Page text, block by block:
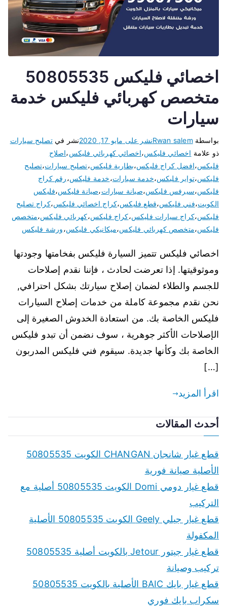
اخصائي فليكس 50805535
متخصص كهربائي فليكس خدمة
سيارات
بواسطة Rwan salemنشر على مايو 17, 2020 نشر فيتصليح سيارات
ذو علامة اخصائي فليكس،اخصائي كهربائي فليكس،اصلاح
فليكس،افضل كراج فليكس،بطارية فليكس،تصليح سيارات،تصليح
فليكس،تواير فليكس،خدمة سيارات،خدمة فليكس،رقم كراج
فليكس،سيرفس فليكس،صيانة سيارات،صيانة فليكس،فليكس
الكويت،فني فليكس،قطع فليكس،كراج اخصائي فليكس،كراج تصليح
فليكس،كراج سيارات فليكس،كراج فليكس،كهربائي فليكس،متخصص
فليكس،متخصص كهربائي فليكس،ميكانيكي فليكس،ورشة فليكس
اخصائي فليكس تتميز السيارة فليكس بفخامتها وجودتها
وموثوقيتها. إذا تعرضت لحادث ، فإننا نقدم إصلاحات
للجسم والطلاء لضمان إصلاح سيارتك بشكل احترافي,
نحن نقدم مجموعة كاملة من خدمات إصلاح السيارات
فليكس الخاصة بك. من استعادة الخدوش الصغيرة إلى
الإصلاحات الأكثر جوهرية ، سوف نضمن أن تبدو فليكس
الخاصة بك وكأنها جديدة. سيقوم فني فليكس المدربون
[…]
اقرأ المزيد
أحدث المقالات
قطع غيار شانجان CHANGAN الكويت 50805535
الأصلية صيانة فورية
قطع غيار دومي Domi الكويت 50805535 أصلية مع
التركيب
قطع غيار جيلي Geely الكويت 50805535 الأصلية
المكفولة
قطع غيار جيتور Jetour بالكويت أصلية 50805535
تركيب وصيانة
قطع غيار بايك BAIC الأصلية بالكويت 50805535
سكراب بايك فوري